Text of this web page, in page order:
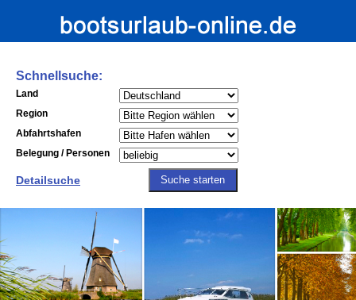
Schnellsuche:
Land
Region
Abfahrtshafen
Belegung / Personen
Detailsuche